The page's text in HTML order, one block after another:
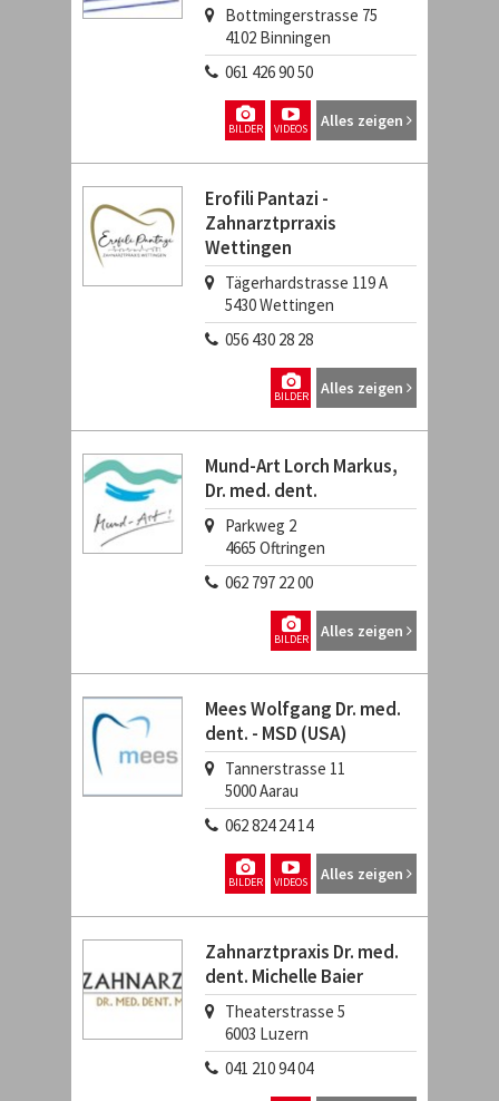
Bottmingerstrasse 75
4102 Binningen
061 426 90 50
Alles zeigen
VIDEOS
BILDER
Erofili Pantazi -
Zahnarztprraxis
Wettingen
Tägerhardstrasse 119 A
5430Wettingen
056 430 28 28
Alles zeigen
BILDER
Mund-Art Lorch Markus,
Dr. med. dent.
Parkweg 2
4665 Oftringen
062 797 22 00
Alles zeigen
BILDER
Mees Wolfgang Dr. med.
dent. - MSD (USA)
Tannerstrasse 11
5000Aarau
062 824 24 14
Alles zeigen
VIDEOS
BILDER
Zahnarztpraxis Dr. med.
dent. Michelle Baier
Theaterstrasse 5
6003 Luzern
041 210 94 04